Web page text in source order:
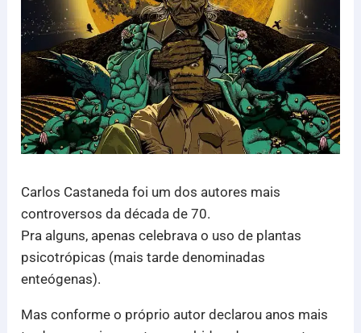
Carlos Castaneda foi um dos autores mais
controversos da década de 70.
Pra alguns, apenas celebrava o uso de plantas
psicotrópicas (mais tarde denominadas
enteógenas).
Mas conforme o próprio autor declarou anos mais